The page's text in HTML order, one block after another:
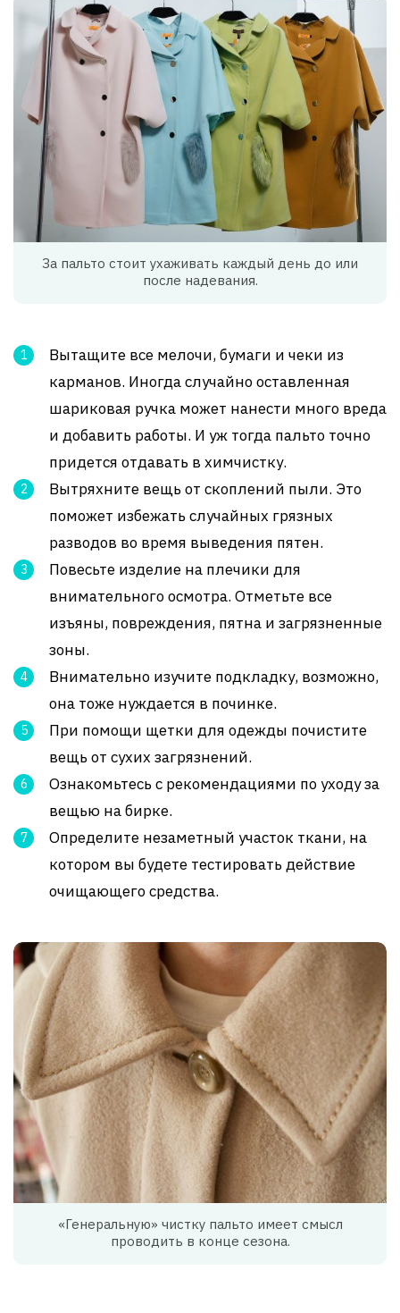
За пальто стоит ухаживать каждый день до или
после надевания.
Вытащите все мелочи, бумаги и чеки из
карманов. Иногда случайно оставленная
шариковая ручка может нанести много вреда
и добавить работы. И уж тогда пальто точно
придется отдавать в химчистку.
Вытряхните вещь от скоплений пыли. Это
поможет избежать случайных грязных
разводов во время выведения пятен.
Повесьте изделие на плечики для
внимательного осмотра. Отметьте все
изъяны, повреждения, пятна и загрязненные
зоны.
Внимательно изучите подкладку, возможно,
она тоже нуждается в починке.
При помощи щетки для одежды почистите
вещь от сухих загрязнений.
Ознакомьтесь с рекомендациями по уходу за
вещью на бирке.
Определите незаметный участок ткани, на
котором вы будете тестировать действие
очищающего средства.
«Генеральную» чистку пальто имеет смысл
проводить в конце сезона.